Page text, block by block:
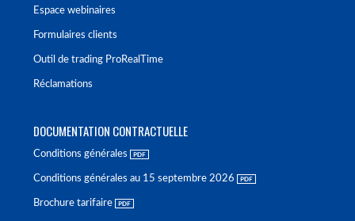
Espace webinaires
Formulaires clients
Outil de trading ProRealTime
Réclamations
DOCUMENTATION CONTRACTUELLE
Conditions générales
Conditions générales au 15 septembre 2026
Brochure tarifaire